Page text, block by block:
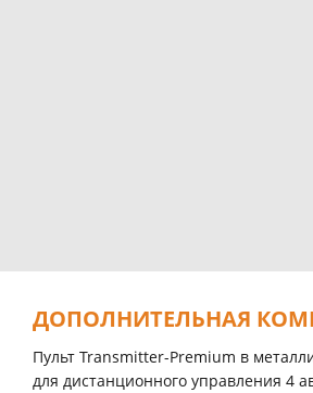
ДОПОЛНИТЕЛЬНАЯ
Пульт Transmitter-Premium в
для дистанционного управления 4